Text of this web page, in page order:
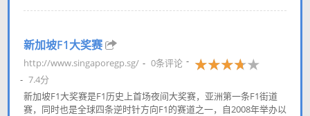
新加坡F1大奖赛
http://www.singaporegp.sg/
0条评论
7.4分
新加坡F1大奖赛是F1历史上首场夜间大奖赛，亚洲第一条F1街道
赛，同时也是全球四条逆时针方向F1的赛道之一，自2008年举办以